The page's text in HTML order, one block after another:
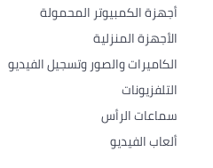
أجهزة الكمبيوتر المحمولة
الأجهزة المنزلية
الكاميرات والصور وتسجيل الفيديو
التلفزيونات
سماعات الرأس
ألعاب الفيديو